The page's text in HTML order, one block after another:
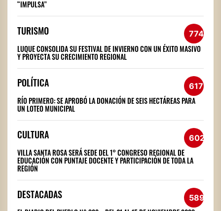
“IMPULSA”
TURISMO 774
LUQUE CONSOLIDA SU FESTIVAL DE INVIERNO CON UN ÉXITO MASIVO
Y PROYECTA SU CRECIMIENTO REGIONAL
POLÍTICA 617
RÍO PRIMERO: SE APROBÓ LA DONACIÓN DE SEIS HECTÁREAS PARA
UN LOTEO MUNICIPAL
CULTURA 602
VILLA SANTA ROSA SERÁ SEDE DEL 1° CONGRESO REGIONAL DE
EDUCACIÓN CON PUNTAJE DOCENTE Y PARTICIPACIÓN DE TODA LA
REGIÓN
DESTACADAS 589